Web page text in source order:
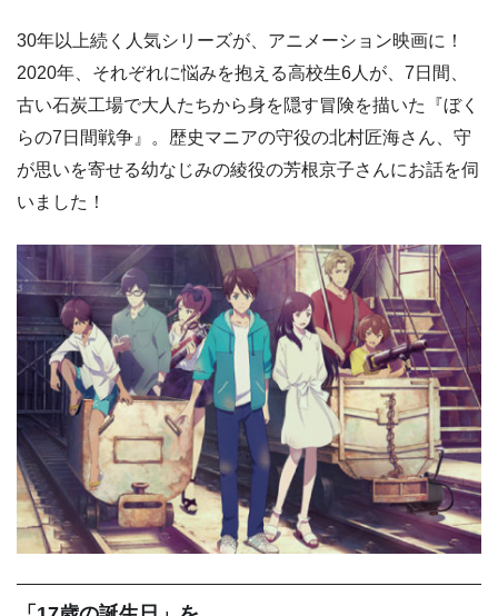
30年以上続く人気シリーズが、アニメーション映画に！
2020年、それぞれに悩みを抱える高校生6人が、7日間、
古い石炭工場で大人たちから身を隠す冒険を描いた『ぼく
らの7日間戦争』。歴史マニアの守役の北村匠海さん、守
が思いを寄せる幼なじみの綾役の芳根京子さんにお話を伺
いました！